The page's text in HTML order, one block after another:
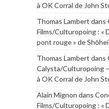
à OK Corral de John
Thomas Lambert dans
Films/Culturopoing : «
pont rouge » de
Thomas Lambert dans
Calysta/Culturopoing
à OK Corral de John
Alain Mignon dans
Films/Culturopoing : «